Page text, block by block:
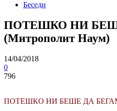
Беседи
ПОТЕШКО НИ
(Митрополит Наум)
14/04/2018
0
796
ПОТЕШКО НИ БЕШЕ ДА БЕГАМЕ